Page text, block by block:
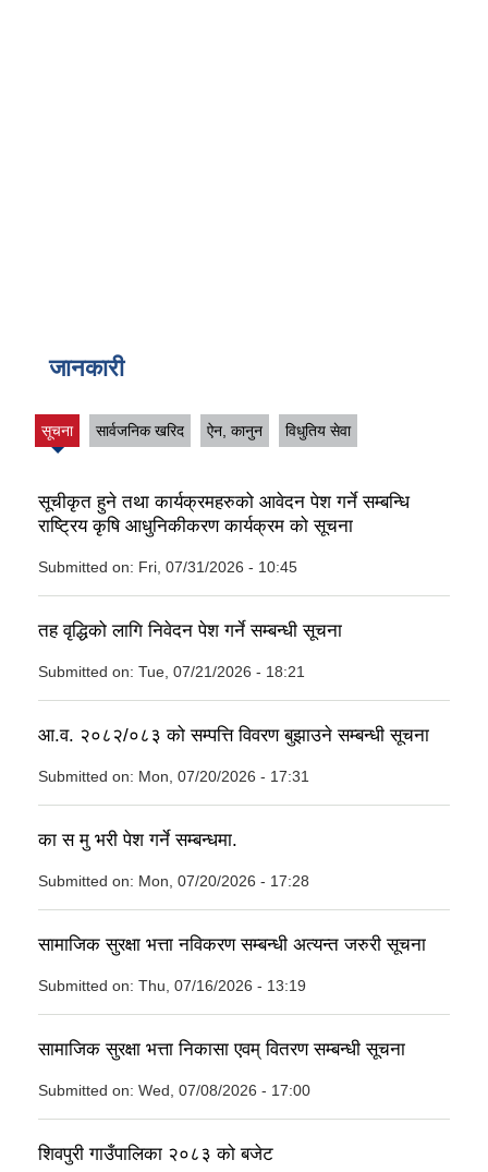
जानकारी
सूचना
(active
सार्वजनिक खरिद ऐन, कानुन विधुतिय सेवा
सूचीकृत हुने तथा कार्यक्रमहरुको आवेदन पेश गर्ने सम्बन्धि
राष्ट्रिय कृषि आधुनिकीकरण कार्यक्रम को सूचना
Submitted on: Fri, 07/31/2026 - 10:45
तह वृद्धिको लागि निवेदन पेश गर्ने सम्बन्धी सूचना
Submitted on: Tue, 07/21/2026 - 18:21
आ.व. २०८२/०८३ को सम्पत्ति विवरण बुझाउने सम्बन्धी सूचना
Submitted on: Mon, 07/20/2026 - 17:31
का स मु भरी पेश गर्ने सम्बन्धमा.
Submitted on: Mon, 07/20/2026 - 17:28
सामाजिक सुरक्षा भत्ता नविकरण सम्बन्धी अत्यन्त जरुरी सूचना
Submitted on: Thu, 07/16/2026 - 13:19
सामाजिक सुरक्षा भत्ता निकासा एवम् वितरण सम्बन्धी सूचना
Submitted on: Wed, 07/08/2026 - 17:00
शिवपुरी गाउँपालिका २०८३ को बजेट